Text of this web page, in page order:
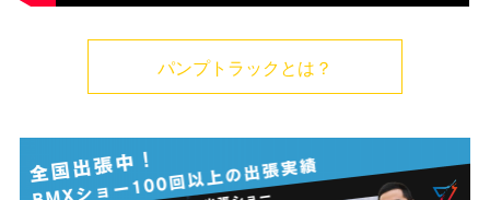
パンプトラックとは？